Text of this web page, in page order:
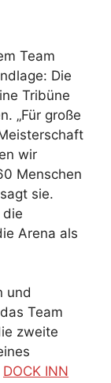
Team
Die
Tribüne
„Für große
wir
Menschen
sie.
die
Arena als
und
Team
zweite
DOCK INN